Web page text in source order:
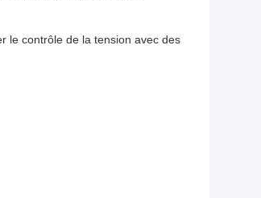
le contrôle de la tension avec des